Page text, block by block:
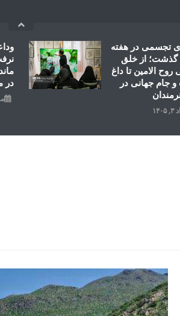
در
تجسمی در هفته
گذشت؛ از خلق
روح الامین تا داغ
و جام جهانی در